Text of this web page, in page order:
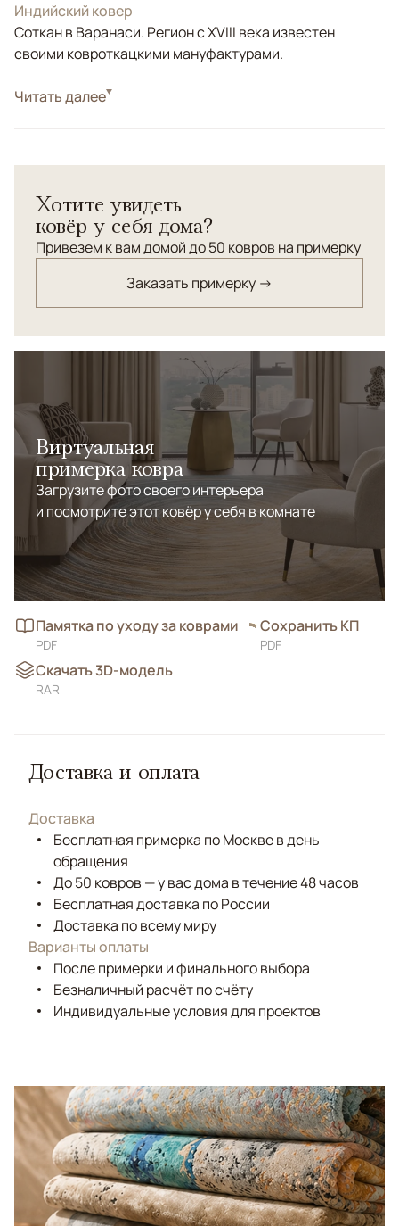
Индийский ковер
Соткан в Варанаси. Регион с XVIII века известен
своими ковроткацкими мануфактурами.
СтильСовременные
Читать далее
Хотите увидеть
ковёр у себя дома?
Привезем к вам домой до 50 ковров на примерку
Заказать примерку →
Виртуальная
примерка ковра
Загрузите фото своего интерьера
и посмотрите этот ковёр у себя в комнате
Памятка по уходу за коврами
PDF
Сохранить КП
PDF
Скачать 3D-модель
RAR
Доставка и оплата
Доставка
Бесплатная примерка по Москве в день
обращения
До 50 ковров — у вас дома в течение 48 часов
Бесплатная доставка по России
Доставка по всему миру
Варианты оплаты
После примерки и финального выбора
Безналичный расчёт по счёту
Индивидуальные условия для проектов